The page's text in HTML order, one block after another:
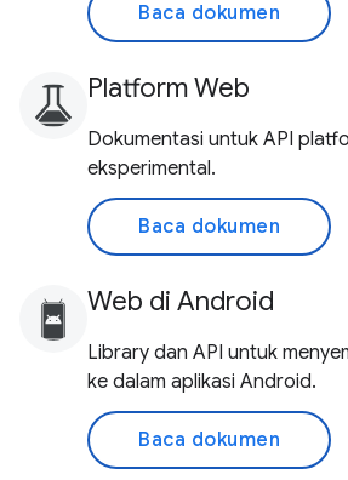
Baca dokumen
Platform Web
Dokumentasi untuk API
eksperimental.
Baca dokumen
Web di Android
Library dan API untuk
ke dalam aplikasi Android.
Baca dokumen